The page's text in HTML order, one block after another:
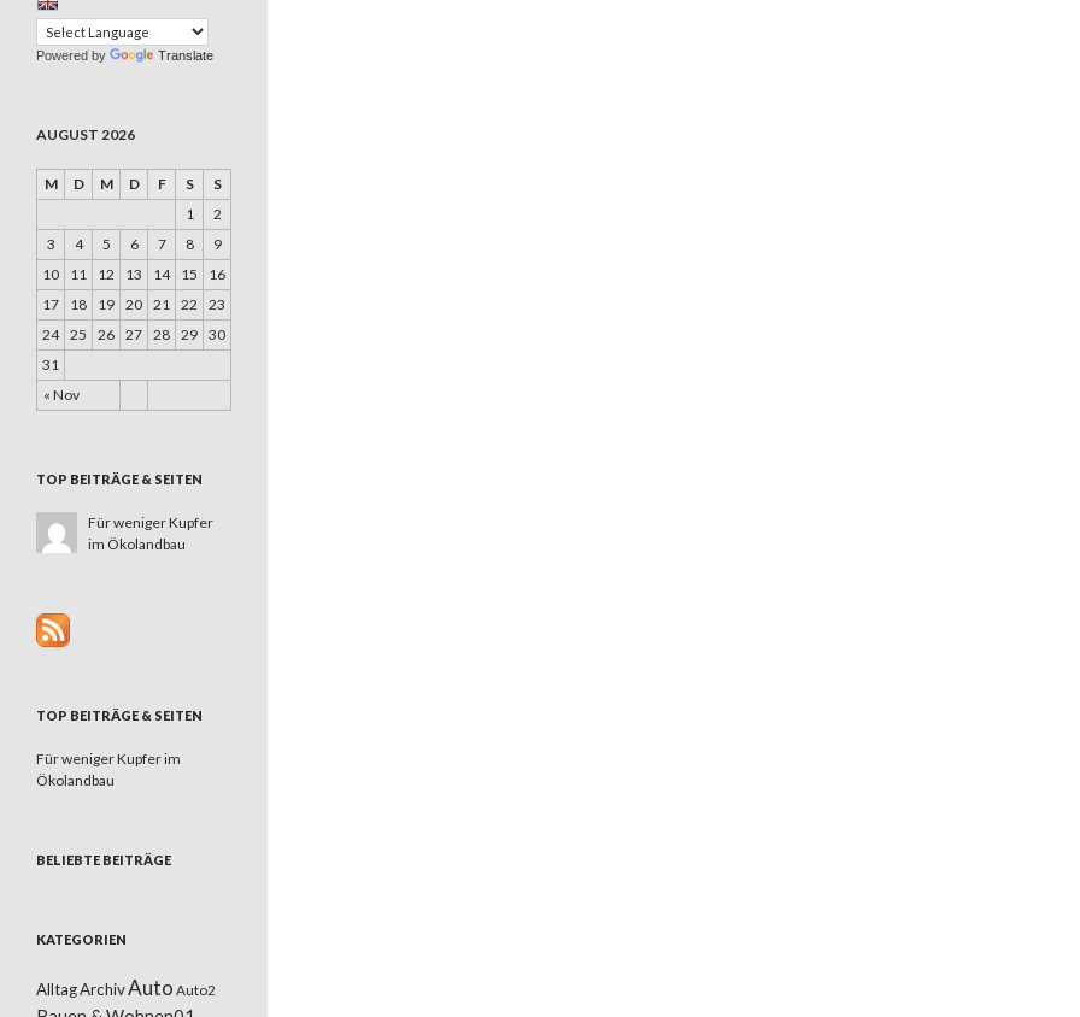
Powered by Translate
AUGUST 2026
M D M D F S S
« Nov
1
2
3
4 5 6 7 8
9
10
11 12 13 14 15
16
17
18 19 20 21 22
23
24 25 26 27 28 29 30
31
TOP BEITRÄGE & SEITEN
Für weniger Kupfer
im Ökolandbau
TOP BEITRÄGE & SEITEN
Für weniger Kupfer im
Ökolandbau
BELIEBTE BEITRÄGE
KATEGORIEN
AlltagArchivAuto Auto2